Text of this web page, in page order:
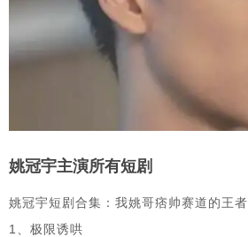
姚冠宇主演所有短剧
姚冠宇短剧合集：我姚哥痞帅赛道的王者
1、极限诱哄